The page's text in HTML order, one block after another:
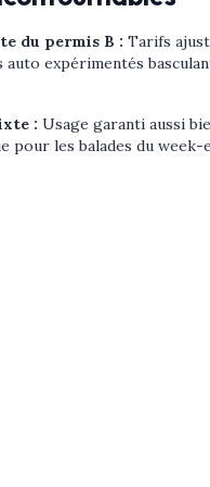
du permis B : Tarifs
auto expérimentés
: Usage garanti aussi
pour les balades du week-